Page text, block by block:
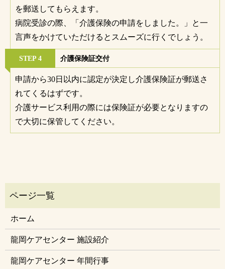
を郵送してもらえます。
病院受診の際、「介護保険の申請をしました。」と一
言声をかけていただけるとスムーズに行くでしょう。
STEP 4 介護保険証交付
申請から30日以内に認定が決定し介護保険証が郵送さ
れてくるはずです。
介護サービス利用の際には保険証が必要となりますの
で大切に保管してください。
ホーム
龍岡ケアセンター 施設紹介
龍岡ケアセンター 年間行事